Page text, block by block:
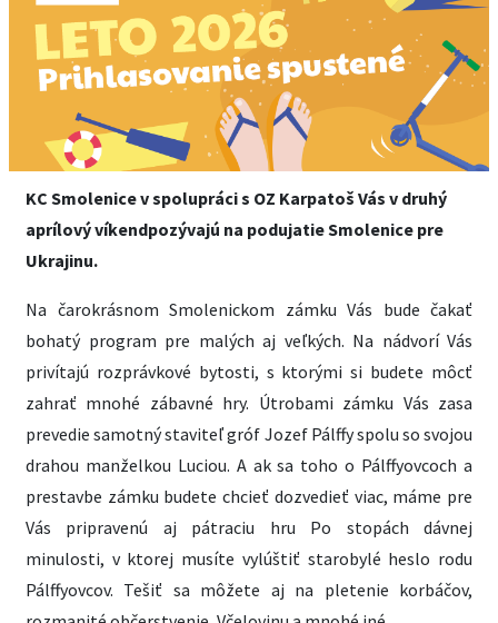
KC Smolenice v spolupráci s OZ Karpatoš Vás v druhý
aprílový víkendpozývajú na podujatie Smolenice pre
Ukrajinu.
Na čarokrásnom Smolenickom zámku Vás bude čakať
bohatý program pre malých aj veľkých. Na nádvorí Vás
privítajú rozprávkové bytosti, s ktorými si budete môcť
zahrať mnohé zábavné hry. Útrobami zámku Vás zasa
prevedie samotný staviteľ gróf Jozef Pálffy spolu so svojou
drahou manželkou Luciou. A ak sa toho o Pálffyovcoch a
prestavbe zámku budete chcieť dozvedieť viac, máme pre
Vás pripravenú aj pátraciu hru Po stopách dávnej
minulosti, v ktorej musíte vylúštiť starobylé heslo rodu
Pálffyovcov. Tešiť sa môžete aj na pletenie korbáčov,